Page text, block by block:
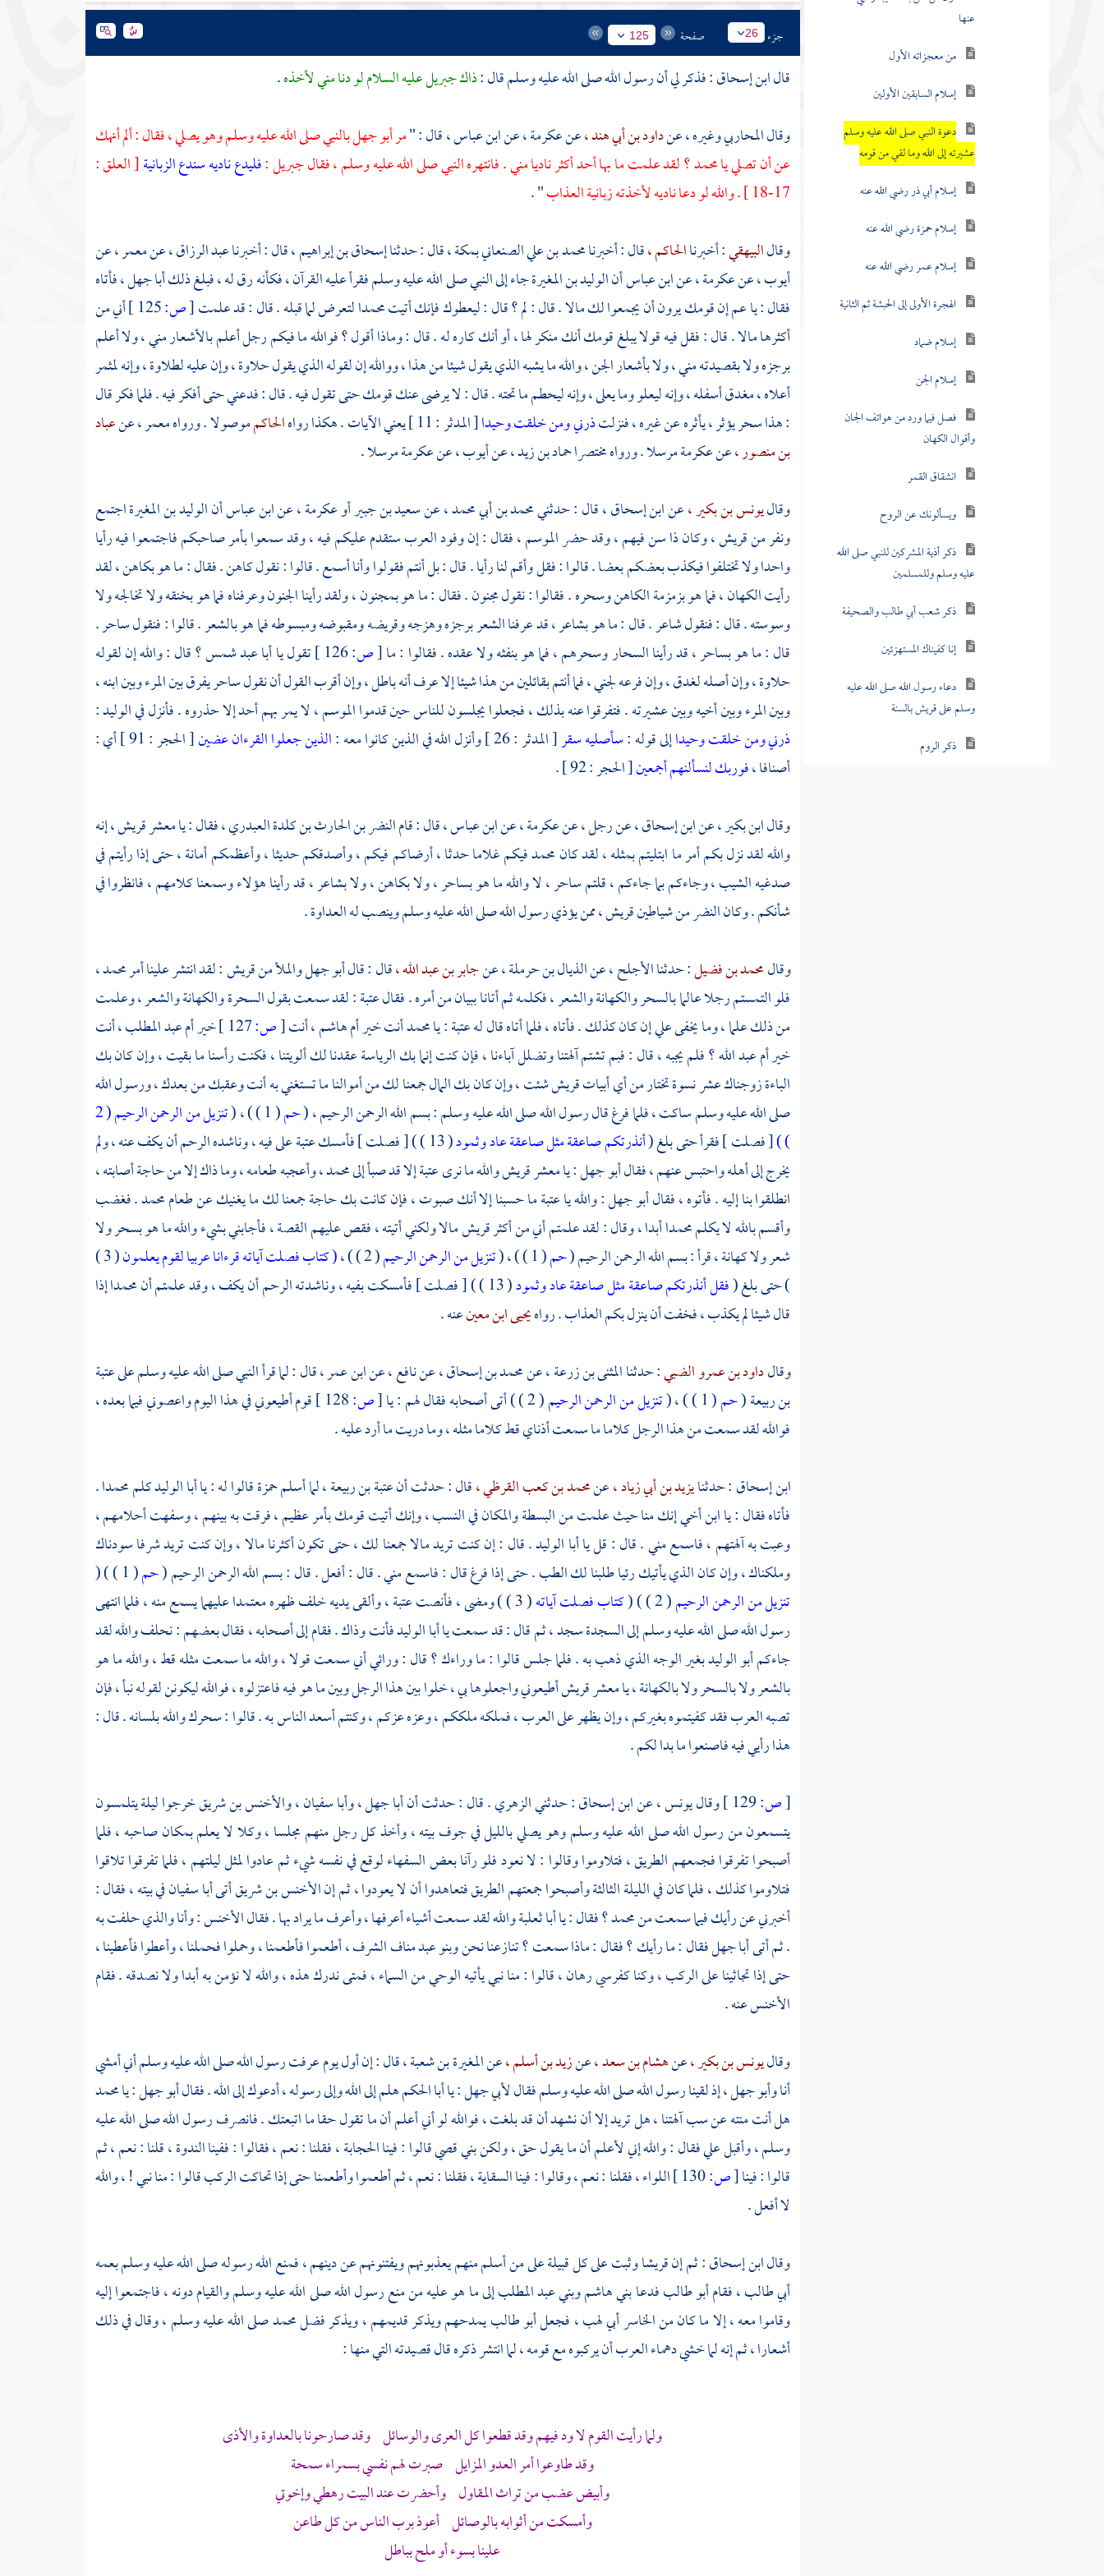
عنها
من معجزاته الأول
إسلام السابقين الأولين
دعوة النبي صلى الله عليه وسلم
عشيرته إلى الله وما لقي من قومه
إسلام أبي ذر رضي الله عنه
إسلام حمزة رضي الله عنه
إسلام عمر رضي الله عنه
الهجرة الأولى إلى الحبشة ثم الثانية
إسلام ضماد
إسلام الجن
فصل فيما ورد من هواتف الجان
وأقوال الكهان
انشقاق القمر
ويسألونك عن الروح
ذكر أذية المشركين للنبي صلى الله
عليه وسلم وللمسلمين
ذكر شعب أبي طالب والصحيفة
إنا كفيناك المستهزئين
دعاء رسول الله صلى الله عليه
وسلم على قريش بالسنة
ذكر الروم
جزء 26 صفحة 125
قالابن إسحاق: فذكر لي أن رسول الله صلى الله عليه وسلم قال :ذاكجبريلعليه السلام لو دنا مني لأخذه.
وقالالمحاربيوغيره ، عنداود بن أبي هند ،عنعكرمة ،عنابن عباس ،قال : "مرأبو جهلبالنبي صلى الله عليه وسلم وهو يصلي ، فقال : ألم أنهك
عن أن تصلي يامحمد ؟لقد علمت ما بها أحد أكثر ناديا مني . فانتهره النبي صلى الله عليه وسلم ، فقالجبريل:فليدع ناديه سندع الزبانية[ العلق :
17-18 ] . والله لو دعا ناديه لأخذته زبانية العذاب
" .
وقالالبيهقي: أخبرناالحاكم ،قال : أخبرنامحمد بن علي الصنعانيبمكة ،قال : حدثناإسحاق بن إبراهيم ،قال : أخبرناعبد الرزاق ،عنمعمر ،عن
أيوب ،عنعكرمة ،عنابن عباسأنالوليد بن المغيرةجاء إلى النبي صلى الله عليه وسلم فقرأ عليه القرآن ، فكأنه رق له ، فبلغ ذلكأبا جهل ،فأتاه
فقال : يا عم إن قومك يرون أن يجمعوا لك مالا . قال : لم ؟ قال : ليعطوك فإنك أتيتمحمدالتعرض لما قبله . قال : قد علمت[ص:
أني من
أكثرها مالا . قال : فقل فيه قولا يبلغ قومك أنك منكر لها ، أو أنك كاره له . قال : وماذا أقول ؟ فوالله ما فيكم رجل أعلم بالأشعار مني ، ولا أعلم
برجزه ولا بقصيدته مني ، ولا بأشعار الجن ، والله ما يشبه الذي يقول شيئا من هذا ، ووالله إن لقوله الذي يقول حلاوة ، وإن عليه لطلاوة ، وإنه لمثمر
أعلاه ، مغدق أسفله ، وإنه ليعلو وما يعلى ، وإنه ليحطم ما تحته . قال : لا يرضى عنك قومك حتى تقول فيه . قال : فدعني حتى أفكر فيه . فلما فكر قال
: هذا سحر يؤثر ، يأثره عن غيره ، فنزلتذرني ومن خلقت وحيدا[ المدثر : 11 ] يعني الآيات . هكذا رواه الحاكمموصولا . ورواهمعمر ،عنعباد
بن منصور ،عنعكرمةمرسلا . ورواه مختصراحماد بن زيد ،عنأيوب ،عنعكرمةمرسلا .
وقاليونس بن بكير ،عنابن إسحاق ،قال : حدثنيمحمد بن أبي محمد ،عنسعيد بن جبيرأوعكرمة ،عنابن عباسأنالوليد بن المغيرةاجتمع
ونفر منقريش ،وكان ذا سن فيهم ، وقد حضر الموسم ، فقال : إن وفود العرب ستقدم عليكم فيه ، وقد سمعوا بأمر صاحبكم فاجتمعوا فيه رأيا
واحدا ولا تختلفوا فيكذب بعضكم بعضا . قالوا : فقل وأقم لنا رأيا . قال : بل أنتم فقولوا وأنا أسمع . قالوا : نقول كاهن . فقال : ما هو بكاهن ، لقد
رأيت الكهان ، فما هو بزمزمة الكاهن وسحره . فقالوا : نقول مجنون . فقال : ما هو بمجنون ، ولقد رأينا الجنون وعرفناه فما هو بخنقه ولا تخالجه ولا
وسوسته . قال : فنقول شاعر . قال : ما هو بشاعر ، قد عرفنا الشعر برجزه وهزجه وقريضه ومقبوضه ومبسوطه فما هو بالشعر . قالوا : فنقول ساحر .
قال : ما هو بساحر ، قد رأينا السحار وسحرهم ، فما هو بنفثه ولا عقده . فقالوا : ما[ص:126 ] تقول ياأبا عبد شمس ؟قال : والله إن لقوله
حلاوة ، وإن أصله لغدق ، وإن فرعه لجني ، فما أنتم بقائلين من هذا شيئا إلا عرف أنه باطل ، وإن أقرب القول أن نقول ساحر يفرق بين المرء وبين ابنه ،
وبين المرء وبين أخيه وبين عشيرته . فتفرقوا عنه بذلك ، فجعلوا يجلسون للناس حين قدموا الموسم ، لا يمر بهم أحد إلا حذروه . فأنزل فيالوليد:
ذرني ومن خلقت وحيداإلى قوله :سأصليه سقر[ المدثر : 26 ] وأنزل الله في الذين كانوا معه : الذين جعلوا القرءان عضين
[ الحجر : 91 ] أي :
أصنافا ،فوربك لنسألنهم أجمعين[ الحجر : 92 ] .
وقالابن بكير ،عنابن إسحاق ،عن رجل ، عنعكرمة ،عنابن عباس ،قال : قامالنضر بن الحارث بن كلدة العبدري ،فقال : يا معشرقريش ،إنه
والله لقد نزل بكم أمر ما ابتليتم بمثله ، لقد كانمحمدفيكم غلاما حدثا ، أرضاكم فيكم ، وأصدقكم حديثا ، وأعظمكم أمانة ، حتى إذا رأيتم في
صدغيه الشيب ، وجاءكم بما جاءكم ، قلتم ساحر ، لا والله ما هو بساحر ، ولا بكاهن ، ولا بشاعر ، قد رأينا هؤلاء وسمعنا كلامهم ، فانظروا في
شأنكم . وكانالنضرمن شياطينقريش ،ممن يؤذي رسول الله صلى الله عليه وسلم وينصب له العداوة .
وقالمحمد بن فضيل: حدثناالأجلح ،عنالذيال بن حرملة ،عنجابر بن عبد الله ،قال : قالأبو جهلوالملأ منقريش: لقد انتشر علينا أمرمحمد ،
فلو التمستم رجلا عالما بالسحر والكهانة والشعر ، فكلمه ثم أتانا ببيان من أمره . فقالعتبة: لقد سمعت بقول السحرة والكهانة والشعر ، وعلمت
من ذلك علما ، وما يخفى علي إن كان كذلك . فأتاه ، فلما أتاه قال لهعتبة: يامحمدأنت خير أمهاشم ،أنت[ص: خير أمعبد المطلب ،أنت
خير أمعبد الله ؟فلم يجبه ، قال : فبم تشتم آلهتنا وتضلل آباءنا ، فإن كنت إنما بك الرياسة عقدنا لك ألويتنا ، فكنت رأسنا ما بقيت ، وإن كان بك
الباءة زوجناك عشر نسوة تختار من أي أبياتقريششئت ، وإن كان بك المال جمعنا لك من أموالنا ما تستغني به أنت وعقبك من بعدك ، ورسول الله
صلى الله عليه وسلم ساكت ، فلما فرغ قال رسول الله صلى الله عليه وسلم : بسم الله الرحمن الرحيم ، (حم( 1 ) ) ، (
تنزيل من الرحمن الرحيم ( 2
) )[ فصلت ] فقرأ حتى بلغ (أنذرتكم صاعقة مثل صاعقة عاد وثمود( 13 ) ) [ فصلت ] فأمسك عتبةعلى فيه ، وناشده الرحم أن يكف عنه ، ولم
يخرج إلى أهله واحتبس عنهم ، فقالأبو جهل: يا معشرقريشوالله ما نرىعتبةإلا قد صبأ إلىمحمد ،وأعجبه طعامه ، وما ذاك إلا من حاجة أصابته ،
انطلقوا بنا إليه . فأتوه ، فقالأبو جهل: والله ياعتبةما حسبنا إلا أنك صبوت ، فإن كانت بك حاجة جمعنا لك ما يغنيك عن طعاممحمد. فغضب
وأقسم بالله لا يكلممحمداأبدا ، وقال : لقد علمتم أني من أكثرقريشمالا ولكني أتيته ، فقص عليهم القصة ، فأجابني بشيء والله ما هو بسحر ولا
شعر ولا كهانة ، قرأ : بسم الله الرحمن الرحيم (حم( 1 ) ) ، ( تنزيل من الرحمن الرحيم( 2 ) ) ، ( كتاب فصلت آياته قرءانا عربيا لقوم يعلمون
( 3 )
) حتى بلغ (فقل أنذرتكم صاعقة مثل صاعقة عاد وثمود( 13 ) ) [ فصلت ] فأمسكت بفيه ، وناشدته الرحم أن يكف ، وقد علمتم أن محمداإذا
قال شيئا لم يكذب ، فخفت أن ينزل بكم العذاب . رواهيحيى ابن معينعنه .
وقالداود بن عمرو الضبي: حدثناالمثنى بن زرعة ،عنمحمد بن إسحاق ،عننافع ،عنابن عمر ،قال : لما قرأ النبي صلى الله عليه وسلم علىعتبة
بن ربيعة(حم( 1 ) ) ، ( تنزيل من الرحمن الرحيم( 2 ) ) أتى أصحابه فقال لهم : يا [ص:
قوم أطيعوني في هذا اليوم واعصوني فيما بعده ،
فوالله لقد سمعت من هذا الرجل كلاما ما سمعت أذناي قط كلاما مثله ، وما دريت ما أرد عليه .
ابن إسحاق: حدثنايزيد بن أبي زياد ،عنمحمد بن كعب القرظي ،قال : حدثت أنعتبة بن ربيعة ،لما أسلمحمزةقالوا له : ياأبا الوليدكلممحمدا.
فأتاه فقال : يا ابن أخي إنك منا حيث علمت من البسطة والمكان في النسب ، وإنك أتيت قومك بأمر عظيم ، فرقت به بينهم ، وسفهت أحلامهم ،
وعبت به آلهتهم ، فاسمع مني . قال : قل ياأبا الوليد. قال : إن كنت تريد مالا جمعنا لك ، حتى تكون أكثرنا مالا ، وإن كنت تريد شرفا سودناك
وملكناك ، وإن كان الذي يأتيك رئيا طلبنا لك الطب . حتى إذا فرغ قال : فاسمع مني . قال : أفعل . قال : بسم الله الرحمن الرحيم (حم( 1 ) ) (
تنزيل من الرحمن الرحيم( 2 ) ) ( كتاب فصلت آياته( 3 ) ) ومضى ، فأنصت عتبة ،وألقى يديه خلف ظهره معتمدا عليهما يسمع منه ، فلما انتهى
رسول الله صلى الله عليه وسلم إلى السجدة سجد ، ثم قال : قد سمعت ياأبا الوليدفأنت وذاك . فقام إلى أصحابه ، فقال بعضهم : نحلف والله لقد
جاءكمأبو الوليدبغير الوجه الذي ذهب به . فلما جلس قالوا : ما وراءك ؟ قال : ورائي أني سمعت قولا ، والله ما سمعت مثله قط ، والله ما هو
بالشعر ولا بالسحر ولا بالكهانة ، يا معشرقريشأطيعوني واجعلوها بي ، خلوا بين هذا الرجل وبين ما هو فيه فاعتزلوه ، فوالله ليكونن لقوله نبأ ، فإن
تصبه العرب فقد كفيتموه بغيركم ، وإن يظهر على العرب ، فملكه ملككم ، وعزه عزكم ، وكنتم أسعد الناس به . قالوا : سحرك والله بلسانه . قال :
هذا رأيي فيه فاصنعوا ما بدا لكم .
[ص:129 ] وقاليونس ،عنابن إسحاق: حدثنيالزهري. قال : حدثت أنأبا جهل ،وأبا سفيان ،والأخنس بن شريقخرجوا ليلة يتلمسون
يتسمعون من رسول الله صلى الله عليه وسلم وهو يصلي بالليل في جوف بيته ، وأخذ كل رجل منهم مجلسا ، وكلا لا يعلم بمكان صاحبه ، فلما
أصبحوا تفرقوا فجمعهم الطريق ، فتلاوموا وقالوا : لا نعود فلو رآنا بعض السفهاء لوقع في نفسه شيء ثم عادوا لمثل ليلتهم ، فلما تفرقوا تلاقوا
فتلاوموا كذلك ، فلما كان في الليلة الثالثة وأصبحوا جمعتهم الطريق فتعاهدوا أن لا يعودوا ، ثم إنالأخنس بن شريقأتىأبا سفيانفي بيته ، فقال :
أخبرني عن رأيك فيما سمعت منمحمد ؟فقال : ياأبا ثعلبةوالله لقد سمعت أشياء أعرفها ، وأعرف ما يراد بها . فقالالأخنس: وأنا والذي حلفت به
. ثم أتىأبا جهلفقال : ما رأيك ؟ فقال : ماذا سمعت ؟ تنازعنا نحنوبنو عبد منافالشرف ، أطعموا فأطعمنا ، وحملوا فحملنا ، وأعطوا فأعطينا ،
حتى إذا تجاثينا على الركب ، وكنا كفرسي رهان ، قالوا : منا نبي يأتيه الوحي من السماء ، فمتى ندرك هذه ، والله لا نؤمن به أبدا ولا نصدقه . فقام
الأخنسعنه .
وقاليونس بن بكير ،عنهشام بن سعد ،عنزيد بن أسلم ،عنالمغيرة بن شعبة ،قال : إن أول يوم عرفت رسول الله صلى الله عليه وسلم أني أمشي
أناوأبو جهل ،إذ لقينا رسول الله صلى الله عليه وسلم فقاللأبي جهل: ياأبا الحكمهلم إلى الله وإلى رسوله ، أدعوك إلى الله . فقالأبو جهل: يامحمد
هل أنت منته عن سب آلهتنا ، هل تريد إلا أن نشهد أن قد بلغت ، فوالله لو أني أعلم أن ما تقول حقا ما اتبعتك . فانصرف رسول الله صلى الله عليه
وسلم ، وأقبلعليفقال : والله إني لأعلم أن ما يقول حق ، ولكنبني قصيقالوا : فينا الحجابة ، فقلنا : نعم ، فقالوا : ففينا الندوة ، قلنا : نعم ، ثم
قالوا : فينا[ص:
اللواء ، فقلنا : نعم ، وقالوا : فينا السقاية ، فقلنا : نعم ، ثم أطعموا وأطعمنا حتى إذا تحاكت الركب قالوا : منا نبي ! ، والله
لا أفعل .
وقالابن إسحاق: ثم إنقريشاوثبت على كل قبيلة على من أسلم منهم يعذبونهم ويفتنونهم عن دينهم ، فمنع الله رسوله صلى الله عليه وسلم بعمه
أبي طالب ،فقامأبو طالبفدعابني هاشموبني عبد المطلبإلى ما هو عليه من منع رسول الله صلى الله عليه وسلم والقيام دونه ، فاجتمعوا إليه
وقاموا معه ، إلا ما كان من الخاسرأبي لهب ،فجعلأبو طالبيمدحهم ويذكر قديمهم ، ويذكر فضلمحمدصلى الله عليه وسلم ، وقال في ذلك
أشعارا ، ثم إنه لما خشي دهماء العرب أن يركبوه مع قومه ، لما انتشر ذكره قال قصيدته التي منها :
ولما رأيت القوم لا ود فيهم وقد قطعوا كل العرى والوسائل وقد صارحونا بالعداوة والأذى
وقد طاوعوا أمر العدو المزايل صبرت لهم نفسي بسمراء سمحة
وأبيض عضب من تراث المقاول وأحضرت عند البيت رهطي وإخوتي
وأمسكت من أثوابه بالوصائل أعوذ برب الناس من كل طاعن
علينا بسوء أو ملح بباطل